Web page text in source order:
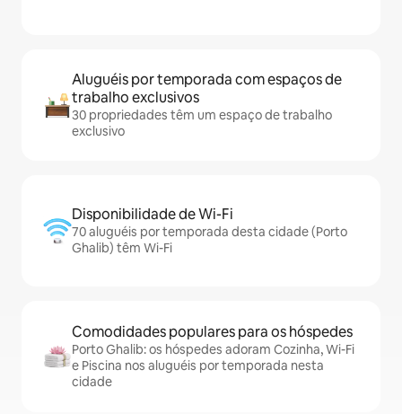
Aluguéis por temporada com espaços de
trabalho exclusivos
30 propriedades têm um espaço de trabalho
exclusivo
Disponibilidade de Wi-Fi
70 aluguéis por temporada desta cidade (Porto
Ghalib) têm Wi-Fi
Comodidades populares para os hóspedes
Porto Ghalib: os hóspedes adoram Cozinha, Wi-Fi
e Piscina nos aluguéis por temporada nesta
cidade